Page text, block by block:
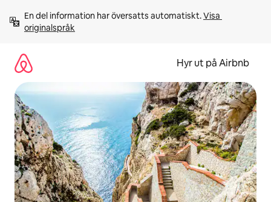
innehåll
En del information har översatts automatiskt. Visa
originalspråk
Hyr ut på Airbnb